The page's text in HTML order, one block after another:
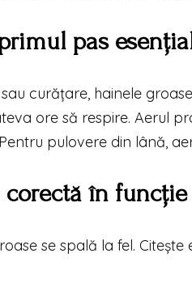
pas
curățare, hainele
ore să respire. Aerul
pulovere din lână,
corectă în
se spală la fel.